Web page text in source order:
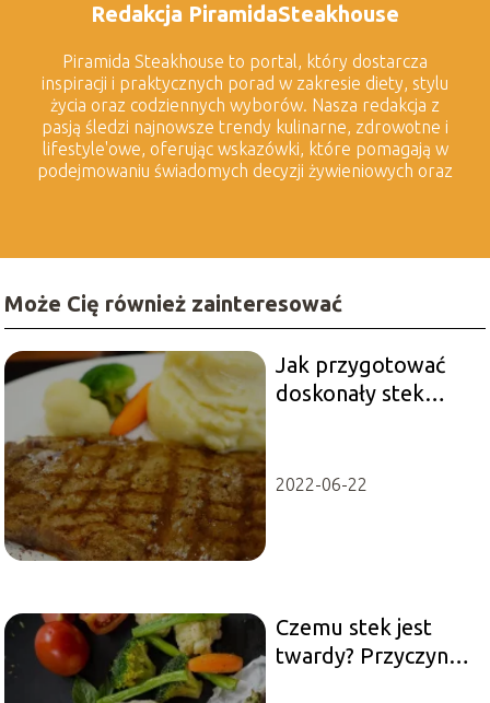
Redakcja PiramidaSteakhouse
Piramida Steakhouse to portal, który dostarcza
inspiracji i praktycznych porad w zakresie diety, stylu
życia oraz codziennych wyborów. Nasza redakcja z
pasją śledzi najnowsze trendy kulinarne, zdrowotne i
lifestyle'owe, oferując wskazówki, które pomagają w
podejmowaniu świadomych decyzji żywieniowych oraz
Może Cię również zainteresować
Jak przygotować
doskonały stek
2022-06-22
Czemu stek jest
twardy? Przyczyny i